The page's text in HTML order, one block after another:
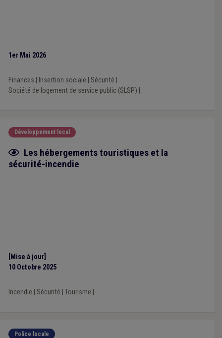
1er Mai 2026
Finances Insertion sociale Sécurité
Société de logement de service public (SLSP)
Développement local
Fiche focus
Les hébergements touristiques et la
sécurité-incendie
[Mise à jour]
10 Octobre 2025
Incendie Sécurité Tourisme
Police locale